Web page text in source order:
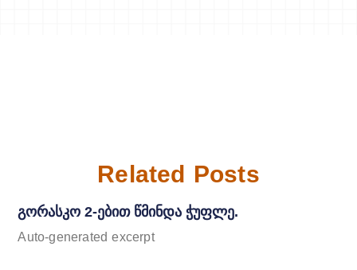
Related Posts
გორასკო 2-ებით წმინდა ჭუფლე.
Auto-generated excerpt